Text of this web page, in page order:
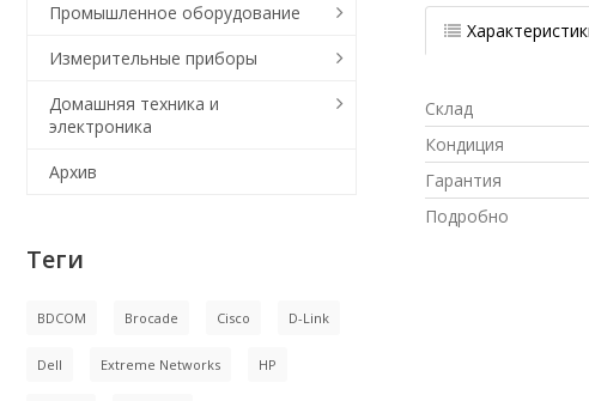
Склад
Кондиция
Гарантия
Подробно
Промышленное оборудование
Измерительные приборы
Домашняя техника и
электроника
Архив
Теги
BDCOM Brocade Cisco D-Link
Dell Extreme Networks HP